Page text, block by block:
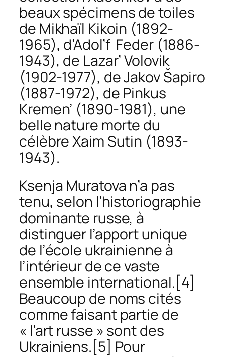
beaux spécimens de toiles
de Mikhaïl Kikoin (1892-
1965), d’Adol’f Feder (1886-
1943), de Lazar’ Volovik
(1902-1977), de Jakov Šapiro
(1887-1972), de Pinkus
Kremen’ (1890-1981), une
belle nature morte du
célèbre Xaim Sutin (1893-
1943).
Ksenja Muratova n’a pas
tenu, selon l’historiographie
dominante russe, à
distinguer l’apport unique
de l’école ukrainienne à
l’intérieur de ce vaste
ensemble international. [4]
Beaucoup de noms cités
comme faisant partie de
« l’art russe » sont des
Ukrainiens. [5] Pour